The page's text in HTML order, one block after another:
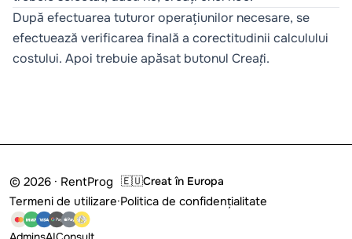
După efectuarea tuturor operațiunilor necesare, se
efectuează verificarea finală a corectitudinii calculului
costului. Apoi trebuie apăsat butonul Creați.
© 2026 · RentProg 🇪🇺Creat în Europa
Termeni de utilizare·Politica de confidențialitate